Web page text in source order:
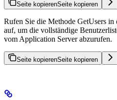
Seite kopierenSeite kopieren
Rufen Sie die Methode GetUsers
auf, um die vollständige
vom Application Server abzurufen.
Seite kopierenSeite kopieren